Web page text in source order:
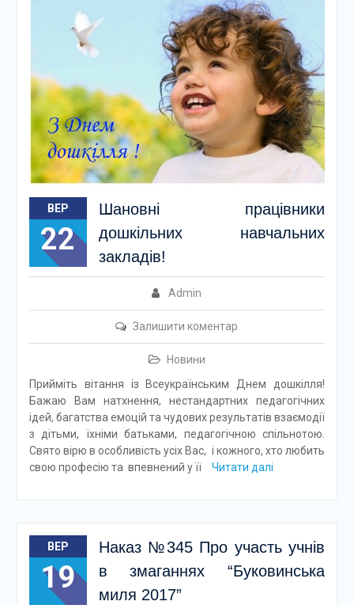
ВЕР
22
Шановні працівники
дошкільних навчальних
закладів!
Admin
Залишити коментар
Новини
Прийміть вітання із Всеукраїнським Днем дошкілля!
Бажаю Вам натхнення, нестандартних педагогічних
ідей, багатства емоцій та чудових результатів взаємодії
з дітьми, їхніми батьками, педагогічною спільнотою.
Свято вірю в особливість усіх Вас, і кожного, хто любить
свою професію та впевнений у її
Читати далі
ВЕР
19
Наказ №345 Про участь учнів
в змаганнях “Буковинська
миля 2017”